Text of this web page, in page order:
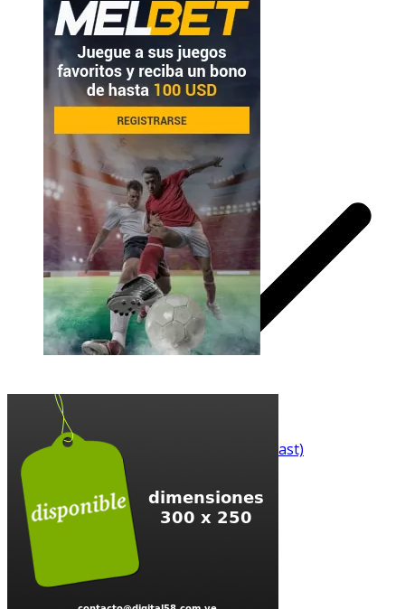
Digital58 Radio
Noticias D58 TV
Pódcast
Reporte Matutino (Pódcast)
Repote Meridiano
Reporte Vespertino
Reporte Estelar
Reporte España
Reporte Colombia
Reporte Chile